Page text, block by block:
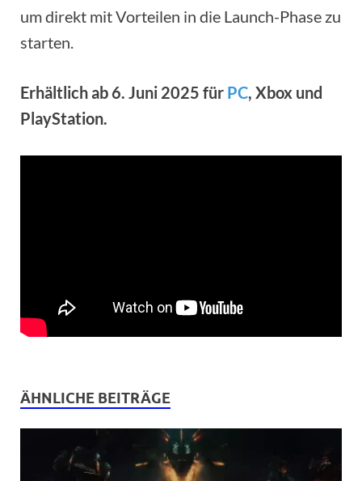
um direkt mit Vorteilen in die Launch-Phase zu
starten.
Erhältlich ab 6. Juni 2025 für PC, Xbox und
PlayStation.
ÄHNLICHE BEITRÄGE